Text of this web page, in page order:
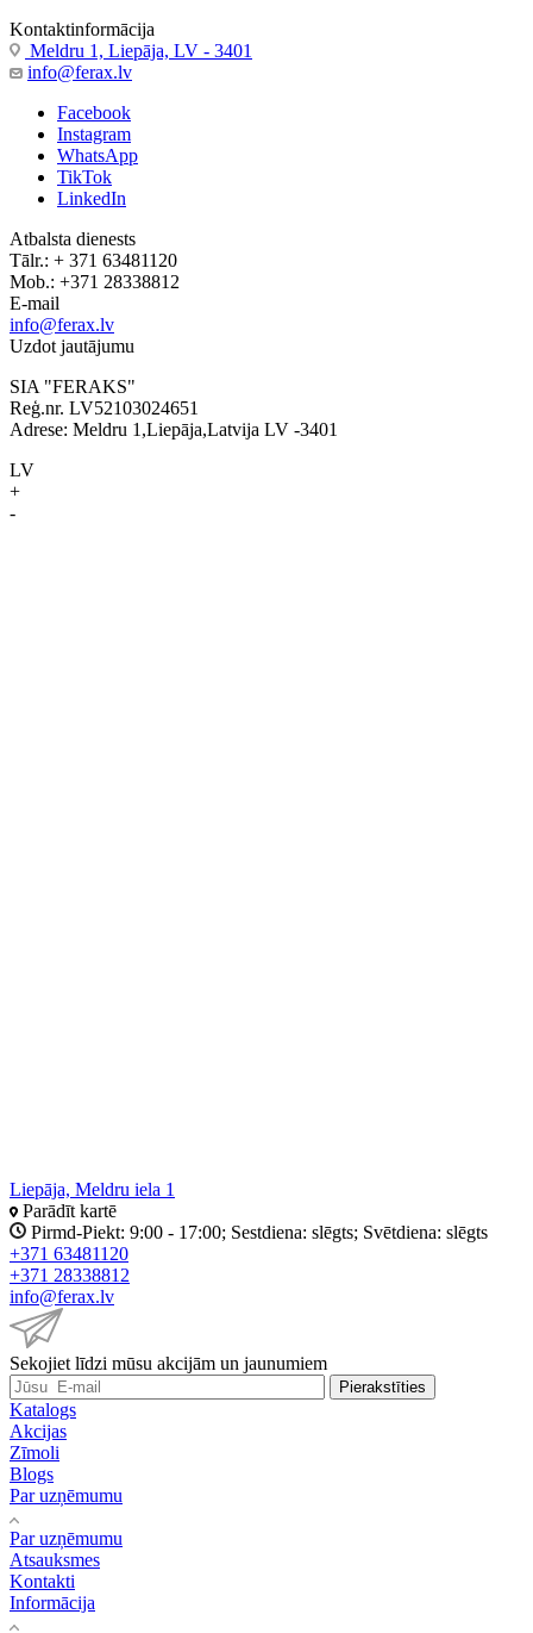
Kontaktinformācija
Meldru 1, Liepāja, LV - 3401
info@ferax.lv
Facebook
Instagram
WhatsApp
TikTok
LinkedIn
Atbalsta dienests
Tālr.: + 371 63481120
Mob.: +371 28338812
E-mail
info@ferax.lv
Uzdot jautājumu
SIA "FERAKS"
Reģ.nr. LV52103024651
Adrese: Meldru 1,Liepāja,Latvija LV -3401
LV
+
-
Liepāja, Meldru iela 1
Parādīt kartē
Pirmd-Piekt: 9:00 - 17:00; Sestdiena: slēgts; Svētdiena: slēgts
+371 63481120
+371 28338812
info@ferax.lv
Sekojiet līdzi mūsu akcijām un jaunumiem
Pierakstīties
Katalogs
Akcijas
Zīmoli
Blogs
Par uzņēmumu
Par uzņēmumu
Atsauksmes
Kontakti
Informācija